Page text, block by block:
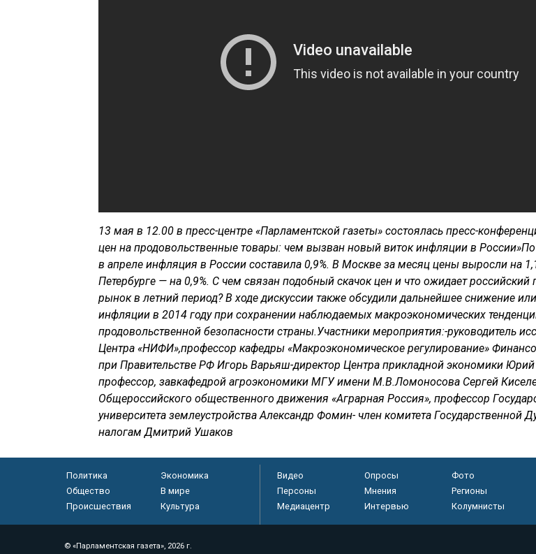
13 мая в 12.00 в пресс-центре «Парламентской газеты» состоялась пресс-
цен на продовольственные товары: чем вызван новый виток инфляции в
в апреле инфляция в России составила 0,9%. В Москве за месяц цены выросли на
Петербурге — на 0,9%. С чем связан подобный скачок цен и что ожидает российский
рынок в летний период? В ходе дискуссии также обсудили дальнейшее снижение
инфляции в 2014 году при сохранении наблюдаемых макроэкономических
продовольственной безопасности страны.Участники мероприятия:-руководитель
Центра «НИФИ»,профессор кафедры «Макроэкономическое регулирование»
при Правительстве РФ Игорь Варьяш-директор Центра прикладной экономики Юрий
профессор, завкафедрой агроэкономики МГУ имени М.В.Ломоносова Сергей
Общероссийского общественного движения «Аграрная Россия», профессор
университета землеустройства Александр Фомин- член комитета Государственной
налогам Дмитрий Ушаков
Политика
Экономика
Общество
В мире
Происшествия
Культура
Видео Опросы
Фото
Персоны
Мнения
Регионы
Медиацентр
Интервью Колумнисты
© «Парламентская газета», 2026 г.